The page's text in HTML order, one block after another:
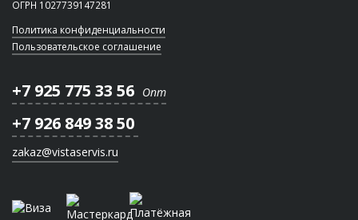
ОГРН 1027739147281
Политика конфиденциальности
Пользовательское соглашение
+7 925 775 33 56 Опт
+7 926 849 38 50
zakaz@vistaservis.ru